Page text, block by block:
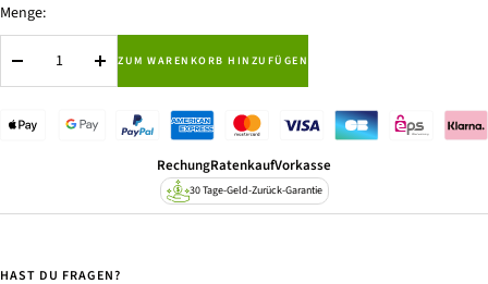
Menge:
Menge
Menge
ZUM WARENKORB HINZUFÜGEN
RechungRatenkaufVorkasse
30 Tage-Geld-Zurück-Garantie
HAST DU FRAGEN?